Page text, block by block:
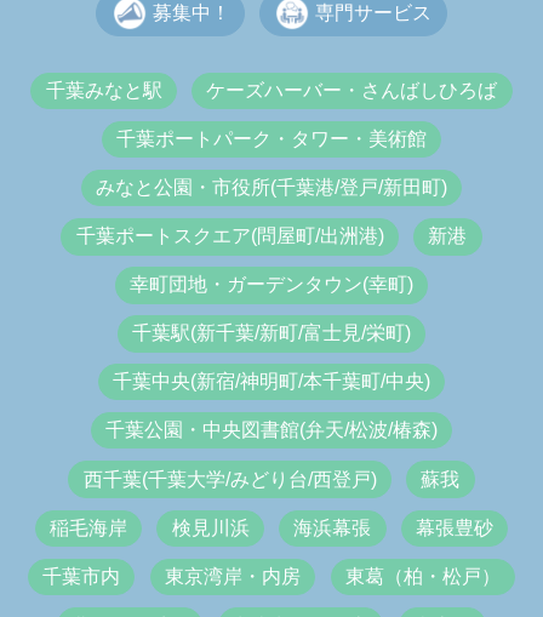
募集中！ 専門サービス
千葉みなと駅 ケーズハーバー・さんばしひろば
千葉ポートパーク・タワー・美術館
みなと公園・市役所(千葉港/登戸/新田町)
千葉ポートスクエア(問屋町/出洲港) 新港
幸町団地・ガーデンタウン(幸町)
千葉駅(新千葉/新町/富士見/栄町)
千葉中央(新宿/神明町/本千葉町/中央)
千葉公園・中央図書館(弁天/松波/椿森)
西千葉(千葉大学/みどり台/西登戸) 蘇我
稲毛海岸 検見川浜 海浜幕張 幕張豊砂
千葉市内 東京湾岸・内房 東葛（柏・松戸）